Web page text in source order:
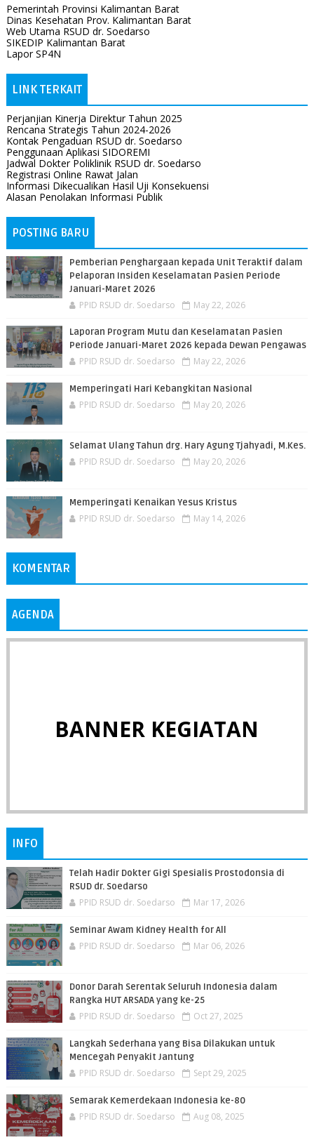
Pemerintah Provinsi Kalimantan Barat
Dinas Kesehatan Prov. Kalimantan Barat
Web Utama RSUD dr. Soedarso
SIKEDIP Kalimantan Barat
Lapor SP4N
LINK TERKAIT
Perjanjian Kinerja Direktur Tahun 2025
Rencana Strategis Tahun 2024-2026
Kontak Pengaduan RSUD dr. Soedarso
Penggunaan Aplikasi SIDOREMI
Jadwal Dokter Poliklinik RSUD dr. Soedarso
Registrasi Online Rawat Jalan
Informasi Dikecualikan Hasil Uji Konsekuensi
Alasan Penolakan Informasi Publik
POSTING BARU
Pemberian Penghargaan kepada Unit Teraktif dalam
Pelaporan Insiden Keselamatan Pasien Periode
Januari-Maret 2026
PPID RSUD dr. Soedarso May 22, 2026
Laporan Program Mutu dan Keselamatan Pasien
Periode Januari-Maret 2026 kepada Dewan Pengawas
PPID RSUD dr. Soedarso May 22, 2026
Memperingati Hari Kebangkitan Nasional
PPID RSUD dr. Soedarso May 20, 2026
Selamat Ulang Tahun drg. Hary Agung Tjahyadi, M.Kes.
PPID RSUD dr. Soedarso May 20, 2026
Memperingati Kenaikan Yesus Kristus
PPID RSUD dr. Soedarso May 14, 2026
KOMENTAR
AGENDA
BANNER KEGIATAN
INFO
Telah Hadir Dokter Gigi Spesialis Prostodonsia di
RSUD dr. Soedarso
PPID RSUD dr. Soedarso Mar 17, 2026
Seminar Awam Kidney Health for All
PPID RSUD dr. Soedarso Mar 06, 2026
Donor Darah Serentak Seluruh Indonesia dalam
Rangka HUT ARSADA yang ke-25
PPID RSUD dr. Soedarso Oct 27, 2025
Langkah Sederhana yang Bisa Dilakukan untuk
Mencegah Penyakit Jantung
PPID RSUD dr. Soedarso Sept 29, 2025
Semarak Kemerdekaan Indonesia ke-80
PPID RSUD dr. Soedarso Aug 08, 2025